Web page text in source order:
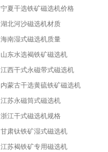
宁夏干选铁矿磁选机价格
湖北河沙磁选机材质
海南湿式磁选机质量
山东水选褐铁矿磁选机
江西干式永磁带式磁选机
内蒙古干选黄硫铁矿磁选机
江苏永磁筒式磁选机
浙江干式磁选机规格
甘肃钛铁矿湿式磁选机
江苏褐铁矿专用磁选机